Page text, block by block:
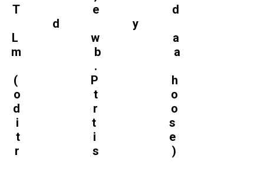
Ted
dy
Lwa
mba
.
(Ph
oto
dro
its
tie
rs)